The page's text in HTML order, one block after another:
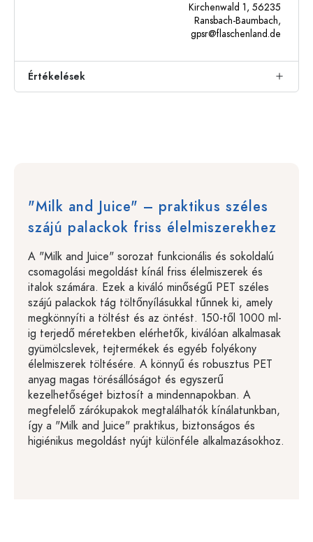
Kirchenwald 1, 56235
Ransbach-Baumbach,
gpsr@flaschenland.de
Értékelések
"Milk and Juice" – praktikus széles
szájú palackok friss élelmiszerekhez
A "Milk and Juice" sorozat funkcionális és sokoldalú
csomagolási megoldást kínál friss élelmiszerek és
italok számára. Ezek a kiváló minőségű PET széles
szájú palackok tág töltőnyílásukkal tűnnek ki, amely
megkönnyíti a töltést és az öntést. 150-től 1000 ml-
ig terjedő méretekben elérhetők, kiválóan alkalmasak
gyümölcslevek, tejtermékek és egyéb folyékony
élelmiszerek töltésére. A könnyű és robusztus PET
anyag magas törésállóságot és egyszerű
kezelhetőséget biztosít a mindennapokban. A
megfelelő zárókupakok megtalálhatók kínálatunkban,
így a "Milk and Juice" praktikus, biztonságos és
higiénikus megoldást nyújt különféle alkalmazásokhoz.